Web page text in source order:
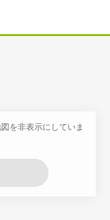
を非表示にしていま